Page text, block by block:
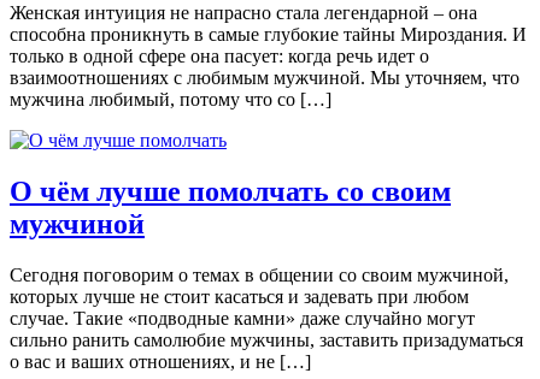
Женская интуиция не напрасно стала легендарной – она
способна проникнуть в самые глубокие тайны Мироздания. И
только в одной сфере она пасует: когда речь идет о
взаимоотношениях с любимым мужчиной. Мы уточняем, что
мужчина любимый, потому что со […]
О чём лучше помолчать со своим
мужчиной
Сегодня поговорим о темах в общении со своим мужчиной,
которых лучше не стоит касаться и задевать при любом
случае. Такие «подводные камни» даже случайно могут
сильно ранить самолюбие мужчины, заставить призадуматься
о вас и ваших отношениях, и не […]